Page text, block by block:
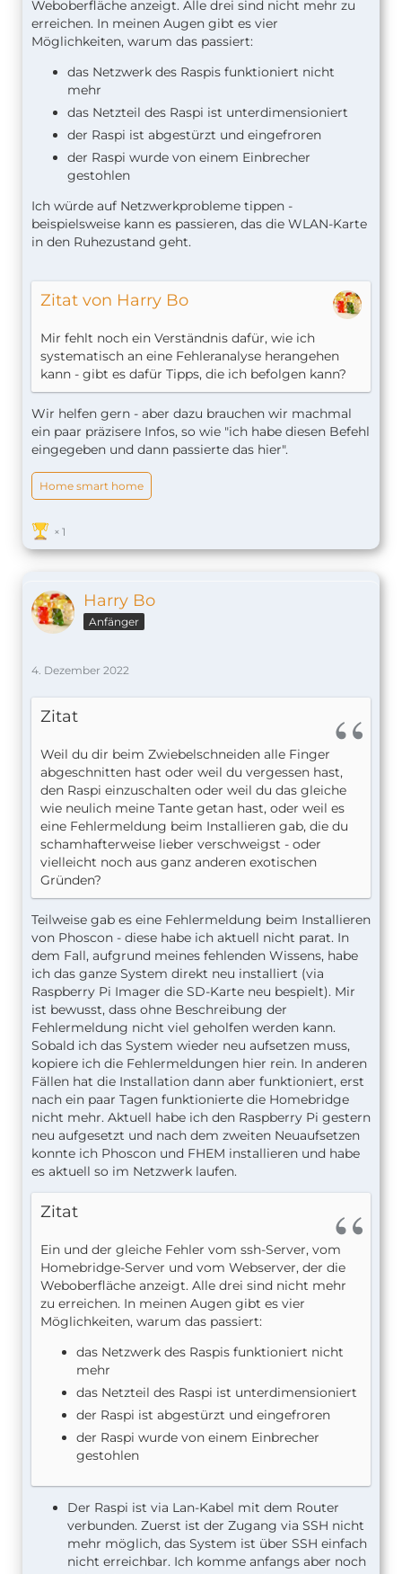
Weboberfläche anzeigt. Alle drei sind nicht mehr zu
erreichen. In meinen Augen gibt es vier
Möglichkeiten, warum das passiert:
das Netzwerk des Raspis funktioniert nicht
mehr
das Netzteil des Raspi ist unterdimensioniert
der Raspi ist abgestürzt und eingefroren
der Raspi wurde von einem Einbrecher
gestohlen
Ich würde auf Netzwerkprobleme tippen -
beispielsweise kann es passieren, das die WLAN-Karte
in den Ruhezustand geht.
Zitat von Harry Bo
Mir fehlt noch ein Verständnis dafür, wie ich
systematisch an eine Fehleranalyse herangehen
kann - gibt es dafür Tipps, die ich befolgen kann?
Wir helfen gern - aber dazu brauchen wir machmal
ein paar präzisere Infos, so wie "ich habe diesen Befehl
eingegeben und dann passierte das hier".
Home smart home
1
Harry Bo
Anfänger
4. Dezember 2022
Zitat
Weil du dir beim Zwiebelschneiden alle Finger
abgeschnitten hast oder weil du vergessen hast,
den Raspi einzuschalten oder weil du das gleiche
wie neulich meine Tante getan hast, oder weil es
eine Fehlermeldung beim Installieren gab, die du
schamhafterweise lieber verschweigst - oder
vielleicht noch aus ganz anderen exotischen
Gründen?
Teilweise gab es eine Fehlermeldung beim Installieren
von Phoscon - diese habe ich aktuell nicht parat. In
dem Fall, aufgrund meines fehlenden Wissens, habe
ich das ganze System direkt neu installiert (via
Raspberry Pi Imager die SD-Karte neu bespielt). Mir
ist bewusst, dass ohne Beschreibung der
Fehlermeldung nicht viel geholfen werden kann.
Sobald ich das System wieder neu aufsetzen muss,
kopiere ich die Fehlermeldungen hier rein. In anderen
Fällen hat die Installation dann aber funktioniert, erst
nach ein paar Tagen funktionierte die Homebridge
nicht mehr. Aktuell habe ich den Raspberry Pi gestern
neu aufgesetzt und nach dem zweiten Neuaufsetzen
konnte ich Phoscon und FHEM installieren und habe
es aktuell so im Netzwerk laufen.
Zitat
Ein und der gleiche Fehler vom ssh-Server, vom
Homebridge-Server und vom Webserver, der die
Weboberfläche anzeigt. Alle drei sind nicht mehr
zu erreichen. In meinen Augen gibt es vier
Möglichkeiten, warum das passiert:
das Netzwerk des Raspis funktioniert nicht
mehr
das Netzteil des Raspi ist unterdimensioniert
der Raspi ist abgestürzt und eingefroren
der Raspi wurde von einem Einbrecher
gestohlen
Der Raspi ist via Lan-Kabel mit dem Router
verbunden. Zuerst ist der Zugang via SSH nicht
mehr möglich, das System ist über SSH einfach
nicht erreichbar. Ich komme anfangs aber noch